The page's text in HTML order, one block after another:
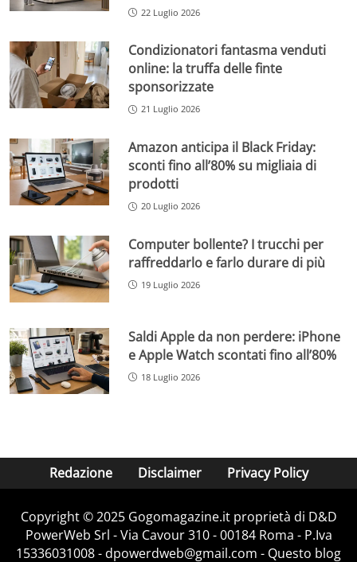
22 Luglio 2026
Condizionatori fantasma venduti
online: la truffa delle finte
sponsorizzate
21 Luglio 2026
Amazon anticipa il Black Friday:
sconti fino all’80% su migliaia di
prodotti
20 Luglio 2026
Computer bollente? I trucchi per
raffreddarlo e farlo durare di più
19 Luglio 2026
Saldi Apple da non perdere: iPhone
e Apple Watch scontati fino all’80%
18 Luglio 2026
Redazione Disclaimer Privacy Policy
Copyright © 2025 Gogomagazine.it proprietà di D&D
PowerWeb Srl - Via Cavour 310 - 00184 Roma - P.Iva
15336031008 - dpowerdweb@gmail.com - Questo blog